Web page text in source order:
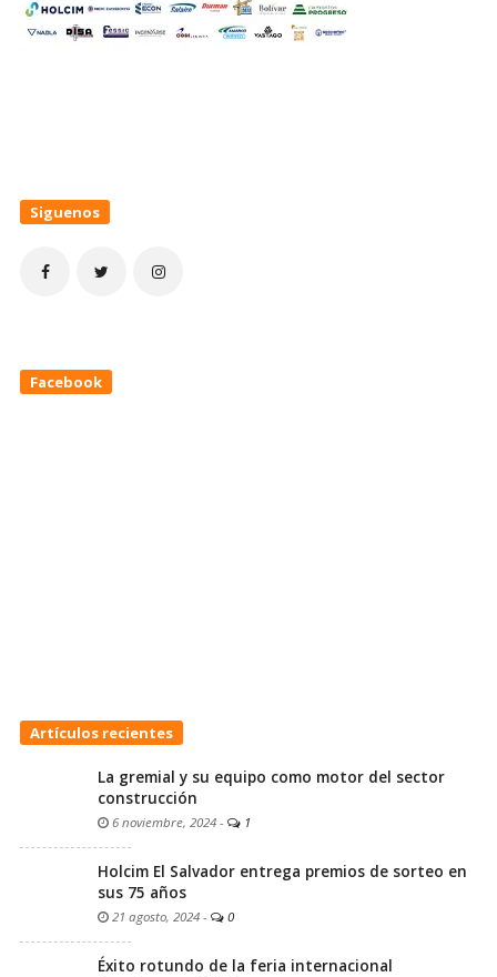
Siguenos
Facebook
Artículos recientes
La gremial y su equipo como motor del sector
construcción
6 noviembre, 2024 - 1
Holcim El Salvador entrega premios de sorteo en
sus 75 años
21 agosto, 2024 - 0
Éxito rotundo de la feria internacional